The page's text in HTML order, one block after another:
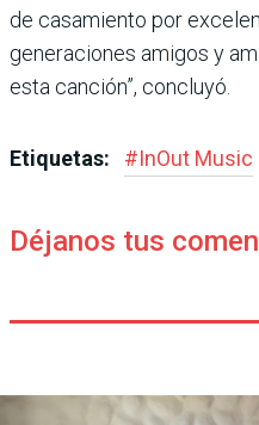
de casamiento por
generaciones amigos y
esta canción”, concluyó.
Etiquetas: #InOut Music
Déjanos tus